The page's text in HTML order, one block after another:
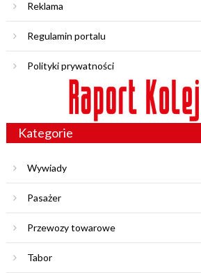
Reklama
Regulamin portalu
Polityki prywatności
Kategorie
Wywiady
Pasażer
Przewozy towarowe
Tabor